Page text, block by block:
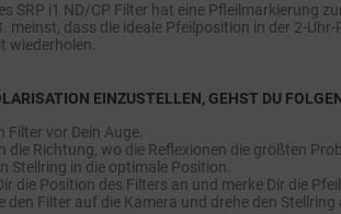
SRP i1 ND/CP Filter hat eine Pfleilmarkierung
meinst, dass die ideale Pfeilposition in der 2-
wiederholen.
EINZUSTELLEN, GEHST DU
Filter vor Dein Auge.
die Richtung, wo die Reflexionen die größten
Stellring in die optimale Position.
die Position des Filters an und merke Dir die
den Filter auf die Kamera und drehe den